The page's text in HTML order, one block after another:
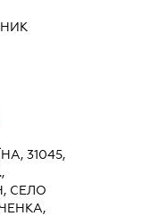
31045,
СЕЛО